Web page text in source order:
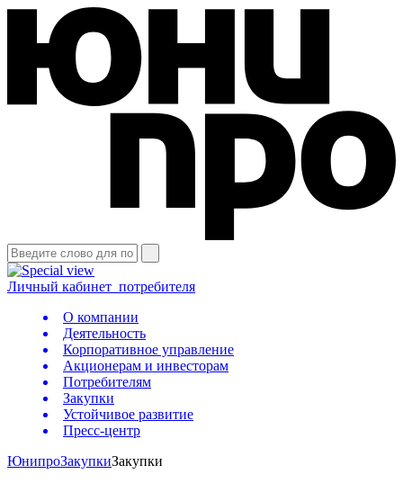
Личный кабинет потребителя
О компании
Деятельность
Корпоративное управление
Акционерам и инвесторам
Потребителям
Закупки
Устойчивое развитие
Пресс-центр
ЮнипроЗакупкиЗакупки